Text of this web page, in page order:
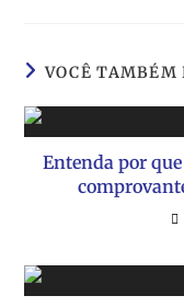
VOCÊ TAMBÉM
Entenda por